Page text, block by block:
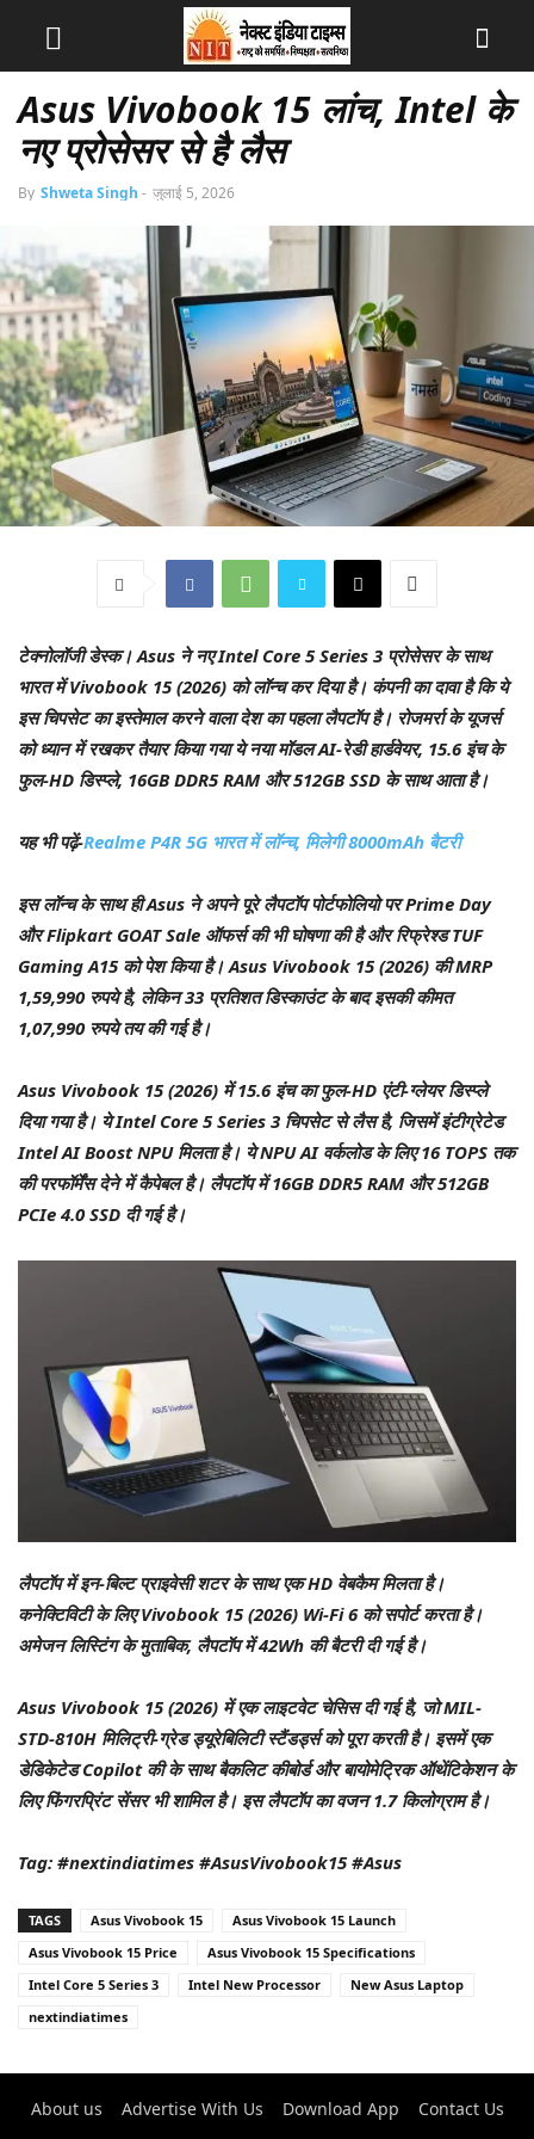
Asus Vivobook 15 लांच, Intel के
नए प्रोसेसर से है लैस
By Shweta Singh - जुलाई 5, 2026
टेक्नोलॉजी डेस्क।Asus ने नए Intel Core 5 Series 3 प्रोसेसर के साथ
भारत में Vivobook 15 (2026) को लॉन्च कर दिया है। कंपनी का दावा है कि ये
इस चिपसेट का इस्तेमाल करने वाला देश का पहला लैपटॉप है। रोजमर्रा के यूजर्स
को ध्यान में रखकर तैयार किया गया ये नया मॉडल AI-रेडी हार्डवेयर, 15.6 इंच के
फुल-HD डिस्प्ले, 16GB DDR5 RAM और 512GB SSD के साथ आता है।
यह भी पढ़ें-Realme P4R 5G भारत में लॉन्च, मिलेगी 8000mAh बैटरी
इस लॉन्च के साथ ही Asus ने अपने पूरे लैपटॉप पोर्टफोलियो पर Prime Day
और Flipkart GOAT Sale ऑफर्स की भी घोषणा की है और रिफ्रेश्ड TUF
Gaming A15 को पेश किया है। Asus Vivobook 15 (2026) की MRP
1,59,990 रुपये है, लेकिन 33 प्रतिशत डिस्काउंट के बाद इसकी कीमत
1,07,990 रुपये तय की गई है।
Asus Vivobook 15 (2026) में 15.6 इंच का फुल-HD एंटी-ग्लेयर डिस्प्ले
दिया गया है। ये Intel Core 5 Series 3 चिपसेट से लैस है, जिसमें इंटीग्रेटेड
Intel AI Boost NPU मिलता है। ये NPU AI वर्कलोड के लिए 16 TOPS तक
की परफॉर्मेंस देने में कैपेबल है। लैपटॉप में 16GB DDR5 RAM और 512GB
PCIe 4.0 SSD दी गई है।
लैपटॉप में इन-बिल्ट प्राइवेसी शटर के साथ एक HD वेबकैम मिलता है।
कनेक्टिविटी के लिए Vivobook 15 (2026) Wi-Fi 6 को सपोर्ट करता है।
अमेजन लिस्टिंग के मुताबिक, लैपटॉप में 42Wh की बैटरी दी गई है।
Asus Vivobook 15 (2026) में एक लाइटवेट चेसिस दी गई है, जो MIL-
STD-810H मिलिट्री-ग्रेड ड्यूरेबिलिटी स्टैंडर्ड्स को पूरा करती है। इसमें एक
डेडिकेटेड Copilot की के साथ बैकलिट कीबोर्ड और बायोमेट्रिक ऑथेंटिकेशन के
लिए फिंगरप्रिंट सेंसर भी शामिल है। इस लैपटॉप का वजन 1.7 किलोग्राम है।
Tag: #nextindiatimes #AsusVivobook15 #Asus
TAGS Asus Vivobook 15
Asus Vivobook 15 Launch
Asus Vivobook 15 Price
Asus Vivobook 15 Specifications
Intel Core 5 Series 3
Intel New Processor
New Asus Laptop
nextindiatimes
About us Advertise With Us Download App Contact Us